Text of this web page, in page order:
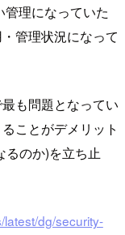
理になっていた
管理状況になって
も問題となってい
ことがデメリット
るのか)を立ち止
dg/security-